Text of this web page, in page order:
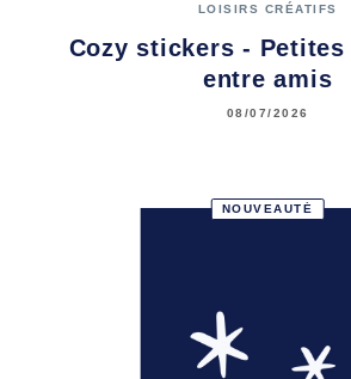
LOISIRS CRÉATIFS
Cozy stickers - Petites
entre amis
08/07/2026
NOUVEAUTÉ